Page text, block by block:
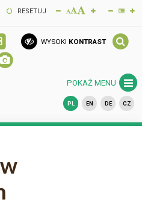
RESETUJ
WYSOKI KONTRAST
POKAŻ MENU
PL EN DE CZ